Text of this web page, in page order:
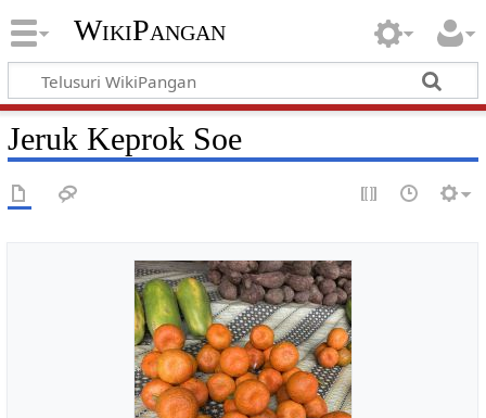
WikiPangan
Jeruk Keprok Soe